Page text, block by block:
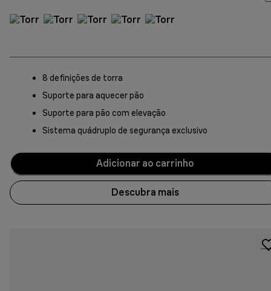
8 definições de torra
Suporte para aquecer pão
Suporte para pão com elevação
Sistema quádruplo de segurança exclusivo
Adicionar ao carrinho
Descubra mais